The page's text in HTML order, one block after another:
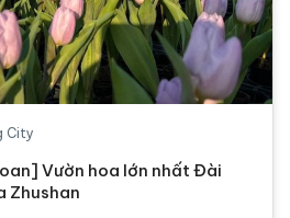
City
Vườn hoa lớn nhất Đài
Zhushan